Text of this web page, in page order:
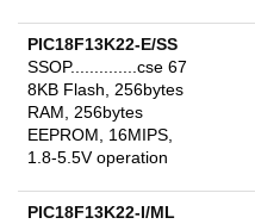
PIC18F13K22-E/SS
SSOP..............cse 67
8KB Flash, 256bytes
RAM, 256bytes
EEPROM, 16MIPS,
1.8-5.5V operation
PIC18F13K22-I/ML